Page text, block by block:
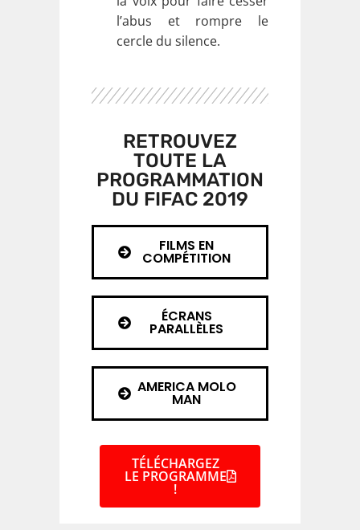
l’abus et rompre le
cercle du silence.
RETROUVEZ
TOUTE LA
PROGRAMMATION
DU FIFAC 2019
FILMS EN
COMPÉTITION
ÉCRANS
PARALLÈLES
AMERICA MOLO
MAN
TÉLÉCHARGEZ
LE PROGRAMME
!